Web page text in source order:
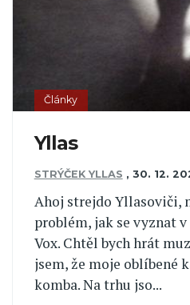
Články
Yllas
STRÝČEK YLLAS , 30. 12.
Ahoj strejdo Yllasoviči,
problém, jak se vyznat
Vox. Chtěl bych hrát
jsem, že moje oblíbené
komba. Na trhu jso...